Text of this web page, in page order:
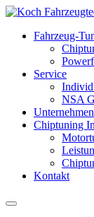
Fahrzeug-
Service
NSA
Unternehmen
Chiptuning
Kontakt